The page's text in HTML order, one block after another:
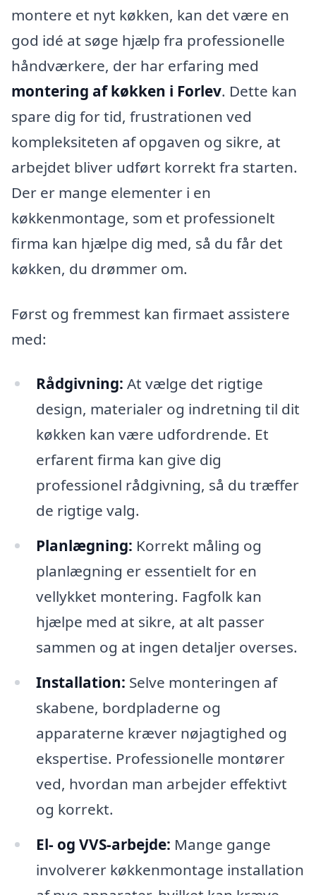
montere et nyt køkken, kan det være en
god idé at søge hjælp fra professionelle
håndværkere, der har erfaring med
montering af køkken i Forlev. Dette kan
spare dig for tid, frustrationen ved
kompleksiteten af opgaven og sikre, at
arbejdet bliver udført korrekt fra starten.
Der er mange elementer i en
køkkenmontage, som et professionelt
firma kan hjælpe dig med, så du får det
køkken, du drømmer om.
Først og fremmest kan firmaet assistere
med:
Rådgivning: At vælge det rigtige
design, materialer og indretning til dit
køkken kan være udfordrende. Et
erfarent firma kan give dig
professionel rådgivning, så du træffer
de rigtige valg.
Planlægning: Korrekt måling og
planlægning er essentielt for en
vellykket montering. Fagfolk kan
hjælpe med at sikre, at alt passer
sammen og at ingen detaljer overses.
Installation: Selve monteringen af
skabene, bordpladerne og
apparaterne kræver nøjagtighed og
ekspertise. Professionelle montører
ved, hvordan man arbejder effektivt
og korrekt.
El- og VVS-arbejde: Mange gange
involverer køkkenmontage installation